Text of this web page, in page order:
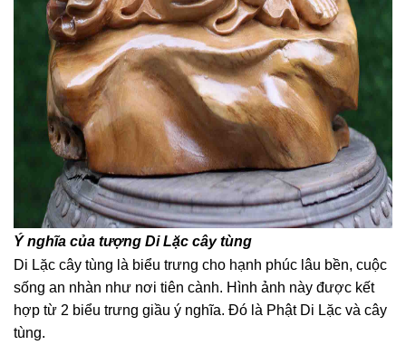
Ý nghĩa của tượng Di Lặc cây tùng
Di Lặc cây tùng là biểu trưng cho hạnh phúc lâu bền, cuộc
sống an nhàn như nơi tiên cành. Hình ảnh này được kết
hợp từ 2 biểu trưng giầu ý nghĩa. Đó là Phật Di Lặc và cây
tùng.